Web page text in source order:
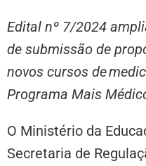
Edital nº 7/2024
de submissão de
novos cursos de
Programa Mais
O Ministério da
Secretaria de